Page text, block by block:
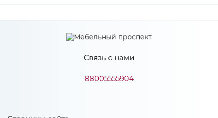
Производитель Сурская мебель
БЕЛ-Г
Связь с нами
88005555904